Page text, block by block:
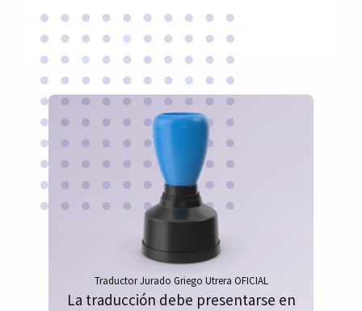
Traductor Jurado Griego Utrera OFICIAL
La traducción debe presentarse en